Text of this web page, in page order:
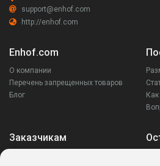
support@enhof.com
http://enhof.com
Enhof.com
О компании
Перечень запрещенных товаров
Блог
Заказчикам